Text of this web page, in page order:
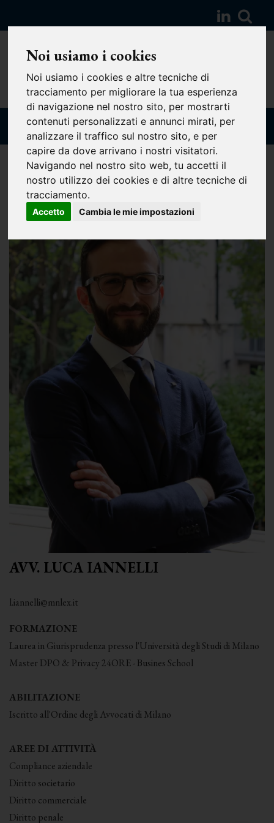
Noi usiamo i cookies
Noi usiamo i cookies e altre tecniche di
tracciamento per migliorare la tua esperienza
di navigazione nel nostro sito, per mostrarti
contenuti personalizzati e annunci mirati, per
analizzare il traffico sul nostro sito, e per
capire da dove arrivano i nostri visitatori.
Navigando nel nostro sito web, tu accetti il
nostro utilizzo dei cookies e di altre tecniche di
tracciamento.
Accetto Cambia le mie impostazioni
AVV. LUCA IANNELLI
l.iannelli@mnlex.it
FORMAZIONE
Laurea in Giurisprudenza presso l'Università degli Studi di Milano
Master DPO & Privacy 24ORE - Busines School
ABILITAZIONE
Iscritto all'Ordine degli Avvocati di Milano
AREE DI ATTIVITÀ
Compliance aziendale
Diritto societario
Diritto commerciale
Diritto penale